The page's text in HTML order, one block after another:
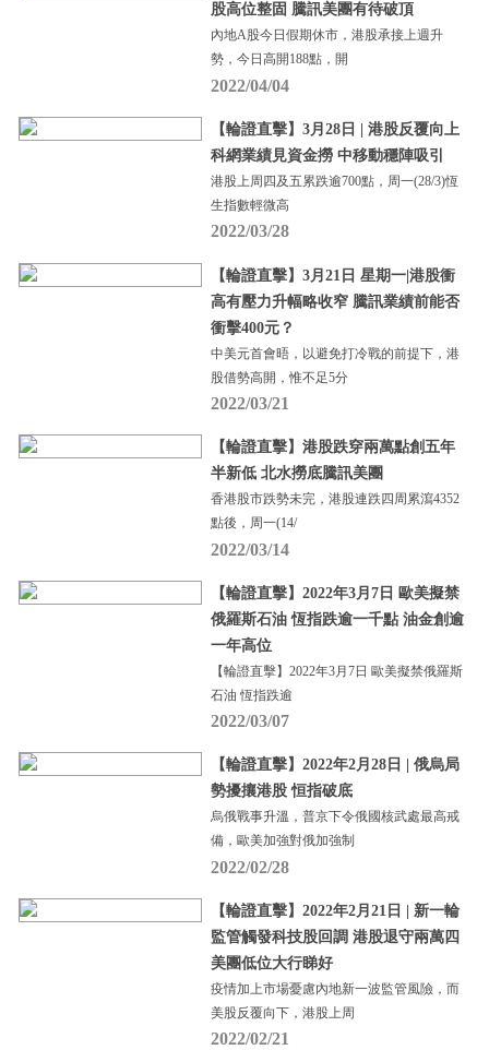
股高位整固 騰訊美團有待破頂
內地A股今日假期休市，港股承接上週升
勢，今日高開188點，開
2022/04/04
【輪證直擊】3月28日 | 港股反覆向上
科網業績見資金撈 中移動穩陣吸引
港股上周四及五累跌逾700點，周一(28/3)恆
生指數輕微高
2022/03/28
【輪證直擊】3月21日 星期一|港股衝
高有壓力升幅略收窄 騰訊業績前能否
衝擊400元？
中美元首會晤，以避免打冷戰的前提下，港
股借勢高開，惟不足5分
2022/03/21
【輪證直擊】港股跌穿兩萬點創五年
半新低 北水撈底騰訊美團
香港股市跌勢未完，港股連跌四周累瀉4352
點後，周一(14/
2022/03/14
【輪證直擊】2022年3月7日 歐美擬禁
俄羅斯石油 恆指跌逾一千點 油金創逾
一年高位
【輪證直擊】2022年3月7日 歐美擬禁俄羅斯
石油 恆指跌逾
2022/03/07
【輪證直擊】2022年2月28日 | 俄烏局
勢擾攘港股 恒指破底
烏俄戰事升溫，普京下令俄國核武處最高戒
備，歐美加強對俄加強制
2022/02/28
【輪證直擊】2022年2月21日 | 新一輪
監管觸發科技股回調 港股退守兩萬四
美團低位大行睇好
疫情加上市場憂慮內地新一波監管風險，而
美股反覆向下，港股上周
2022/02/21